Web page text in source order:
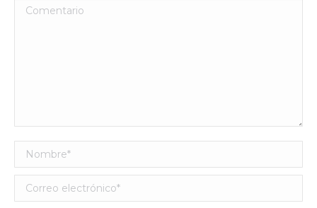
Comentario
Nombre *
Correo electrónico *